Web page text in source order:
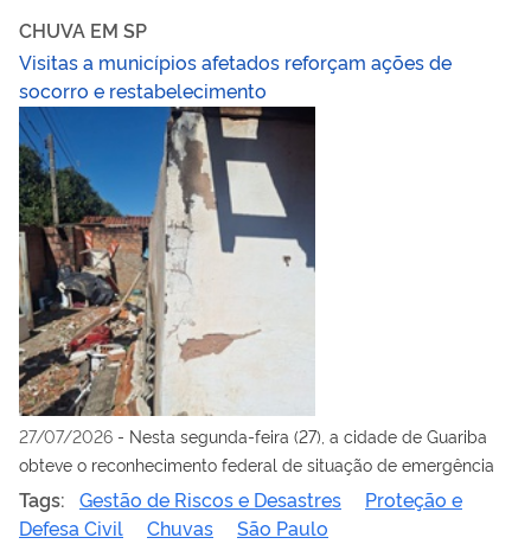
CHUVA EM SP
Visitas a municípios afetados reforçam ações de
socorro e restabelecimento
27/07/2026 - Nesta segunda-feira (27), a cidade de Guariba
obteve o reconhecimento federal de situação de emergência
Tags: Gestão de Riscos e Desastres
Proteção e
Defesa Civil
Chuvas São Paulo